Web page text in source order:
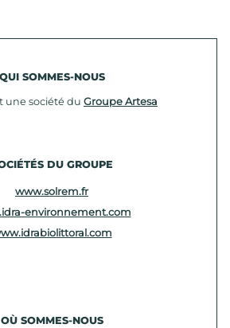
QUI SOMMES-NOUS
une société du Groupe Artesa
DU GROUPE
www.solrem.fr
environnement.com
OÙ SOMMES-NOUS